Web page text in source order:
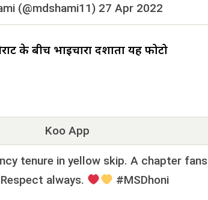
(@mdshami11) 27 Apr 2022
के बीच भाईचारा दर्शाता यह फोटो
Koo App
tenure in yellow skip. A chapter fans
always.
#MSDhoni